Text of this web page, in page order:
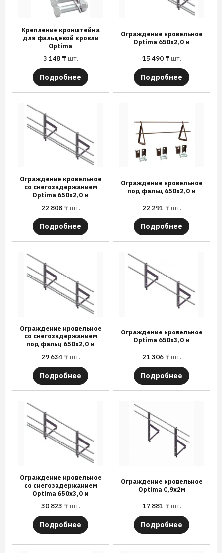
Крепление кронштейна
для фальцевой кровли
Optima
3 148 ₸шт.
Подробнее
Ограждение кровельное
Optima 650х2,0 м
15 490 ₸шт.
Подробнее
Ограждение кровельное
со снегозадержанием
Optima 650х2,0 м
22 808 ₸шт.
Подробнее
Ограждение кровельное
под фальц 650х2,0 м
22 291 ₸шт.
Подробнее
Ограждение кровельное
со снегозадержанием
под фальц 650х2,0 м
29 634 ₸шт.
Подробнее
Ограждение кровельное
Optima 650х3,0 м
21 306 ₸шт.
Подробнее
Ограждение кровельное
со снегозадержанием
Optima 650х3,0 м
30 823 ₸шт.
Подробнее
Ограждение кровельное
Optima 0,9х2м
17 881 ₸шт.
Подробнее